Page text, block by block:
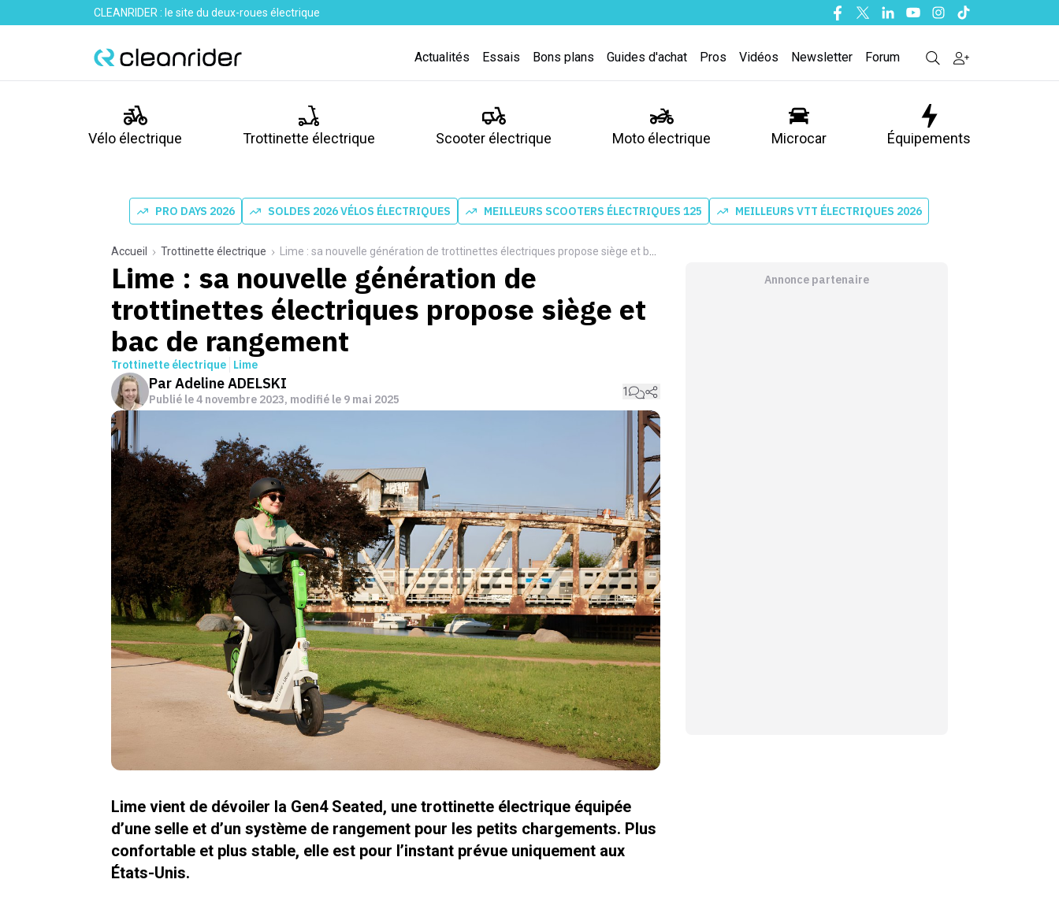
CLEANRIDER : le site du deux-roues électrique Facebook
TwitterLinkedinYoutubeInstagram
Tiktok
Actualités Essais Bons plans Guides d'achat Pros Vidéos Newsletter Forum
Vélo électrique Trottinette électrique Scooter électrique Moto électrique Microcar Équipements
PRO DAYS 2026 SOLDES 2026 VÉLOS ÉLECTRIQUES MEILLEURS SCOOTERS ÉLECTRIQUES 125 MEILLEURS VTT ÉLECTRIQUES 2026
Accueil Trottinette électrique Lime : sa nouvelle génération de trottinettes électriques propose siège et bac de rangement
Lime : sa nouvelle génération de
trottinettes électriques propose siège et
bac de rangement
Trottinette électrique Lime
ParAdeline ADELSKI
Publié le4 novembre 2023, modifié le 9 mai 2025
1
Lime vient de dévoiler la Gen4 Seated, une trottinette électrique équipée
d’une selle et d’un système de rangement pour les petits chargements. Plus
confortable et plus stable, elle est pour l’instant prévue uniquement aux
États-Unis.
Annonce partenaire